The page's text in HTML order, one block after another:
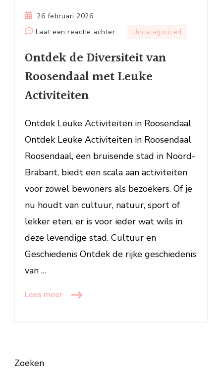
26 februari 2026
Laat een reactie achterop
de
Diversiteit
van
Leuke
Activiteiten
Uncategorized
Ontdek de Diversiteit van
Roosendaal met Leuke
Activiteiten
Ontdek Leuke Activiteiten in Roosendaal
Ontdek Leuke Activiteiten in Roosendaal
Roosendaal, een bruisende stad in Noord-
Brabant, biedt een scala aan activiteiten
voor zowel bewoners als bezoekers. Of je
nu houdt van cultuur, natuur, sport of
lekker eten, er is voor ieder wat wils in
deze levendige stad. Cultuur en
Geschiedenis Ontdek de rijke geschiedenis
van …
Lees meer
Zoeken